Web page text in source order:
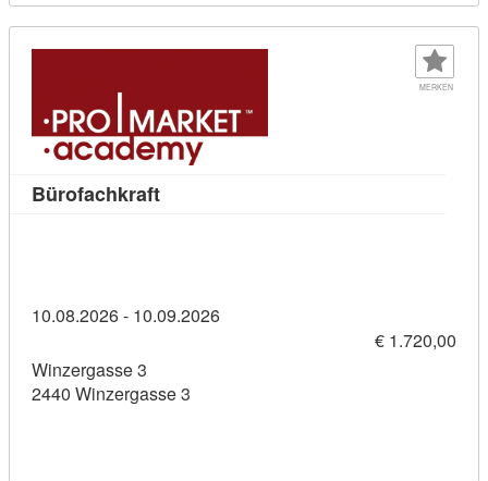
MERKEN
BürofachkraftKursdetail: Bürofachkraft (11436286)
10.08.2026 - 10.09.2026
€ 1.720,00
Winzergasse 3
2440 Winzergasse 3